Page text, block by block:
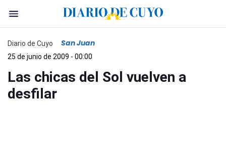
Diario de Cuyo San Juan
25 de junio de 2009 - 00:00
Las chicas del Sol vuelven a
desfilar